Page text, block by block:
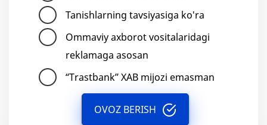
Tanishlarning tavsiyasiga ko'ra
Ommaviy axborot vositalaridagi
reklamaga asosan
“Trastbank” XAB mijozi emasman
OVOZ BERISH